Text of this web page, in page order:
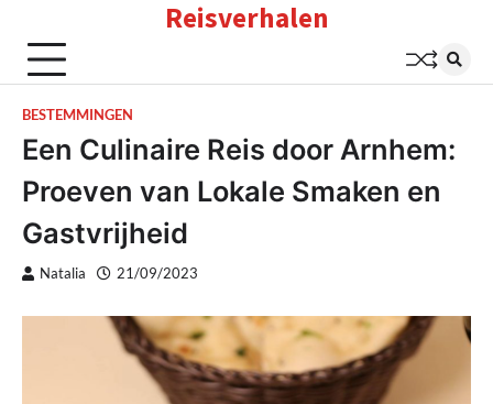
content
Reisverhalen
BESTEMMINGEN
Een Culinaire Reis door Arnhem:
Proeven van Lokale Smaken en
Gastvrijheid
Natalia 21/09/2023